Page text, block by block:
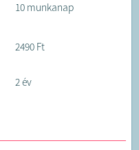
10 munkanap
2490 Ft
2 év